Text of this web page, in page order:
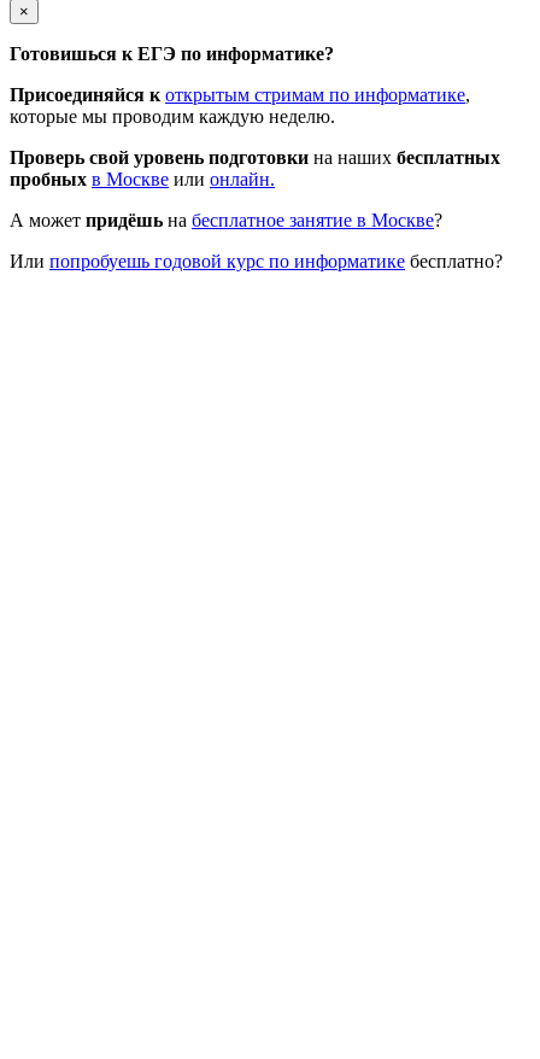
×
Готовишься к ЕГЭ по информатике?
Присоединяйся коткрытым стримам по информатике,
которые мы проводим каждую неделю.
Проверь свой уровень подготовки на наших бесплатных
пробных в Москве или онлайн.
А может придёшь на бесплатное занятие в Москве?
Или попробуешь годовой курс по информатике бесплатно?